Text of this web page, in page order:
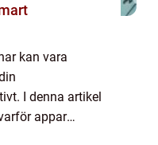
kan vara
I denna artikel
appar